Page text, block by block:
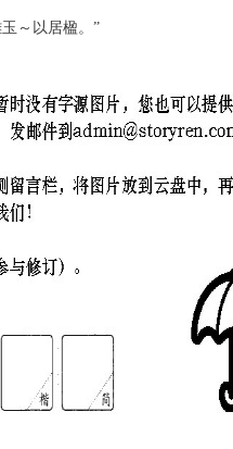
～以居楹。”